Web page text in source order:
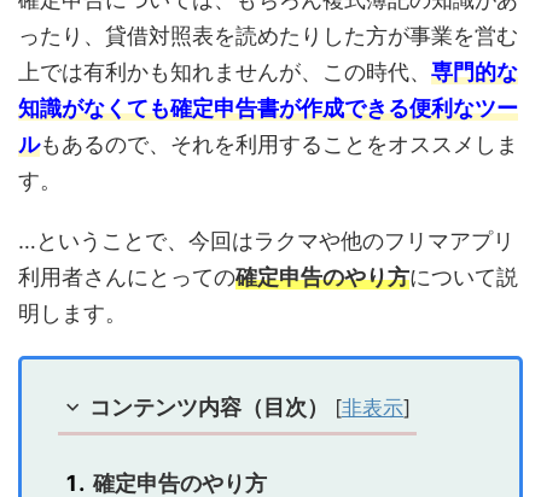
ったり、貸借対照表を読めたりした方が事業を営む
上では有利かも知れませんが、この時代、 専門的な
知識がなくても確定申告書が作成できる便利なツー
ルもあるので、それを利用することをオススメしま
す。
…ということで、今回はラクマや他のフリマアプリ
利用者さんにとっての確定申告のやり方について説
明します。
コンテンツ内容（目次） [非表示]
確定申告のやり方